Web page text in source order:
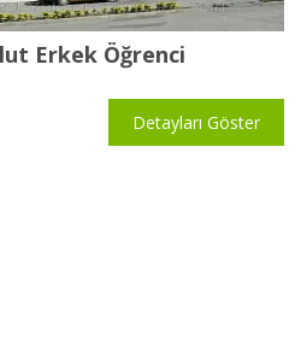
Erkek Öğrenci
Detayları Göster